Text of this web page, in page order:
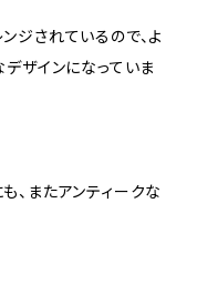
ジされているので、よ
ザインになっていま
、またアンティークな